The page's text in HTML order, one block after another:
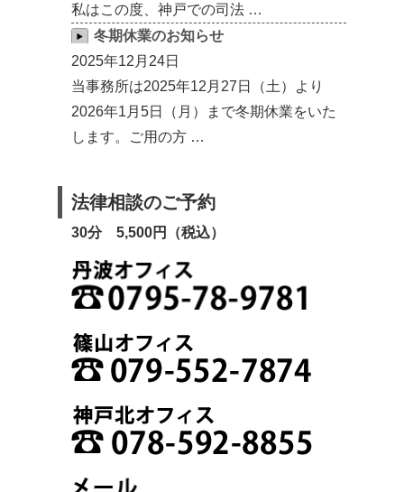
私はこの度、神戸での司法 …
冬期休業のお知らせ
2025年12月24日
当事務所は2025年12月27日（土）より
2026年1月5日（月）まで冬期休業をいた
します。ご用の方 …
法律相談のご予約
30分 5,500円（税込）